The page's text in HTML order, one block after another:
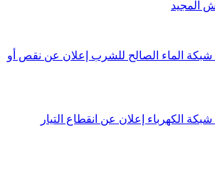
المجيد
الماء الصالح للشرب إعلان عن نقص أو
الكهرباء إعلان عن انقطاع التيار